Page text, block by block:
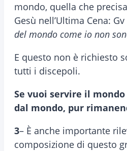
mondo, quella che
Gesù nell’Ultima Cena: Gv
del mondo come io non
E questo non è richiesto
tutti i discepoli.
Se vuoi servire il
dal mondo, pur
3– È anche importante
composizione di questo